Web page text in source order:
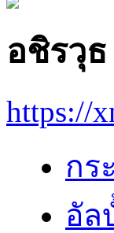
อชิรวุธ
https://
กร
อัล